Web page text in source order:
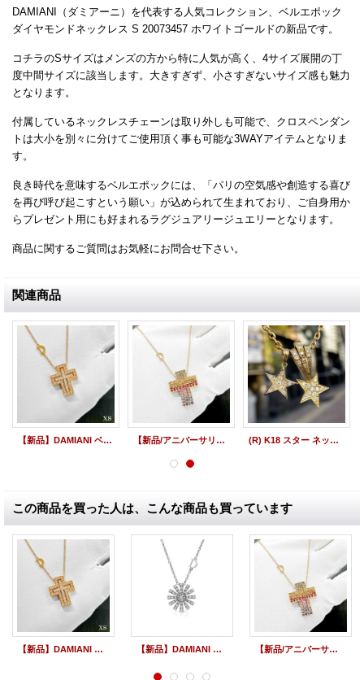
DAMIANI（ダミアーニ）を代表する人気コレクション、ベルエポック
ダイヤモンドネックレス S 20073457 ホワイトゴールドの新品です。
コチラのSサイズはメンズの方から特に人気が高く、4サイズ展開の丁
度中間サイズに該当します。大きすぎず、小さすぎないサイズ感も魅力
となります。
付属しているネックレスチェーンは取り外しも可能で、クロスペンダン
トは大小を別々に分けてご使用頂く事も可能な3WAYアイテムとなりま
す。
良き時代を意味するベルエポックには、「パリの空気感や創造する喜び
を再び呼び起こすという願い」が込められて生まれており、ご自身用か
らプレゼント用にも好まれるラグジュアリージュエリーとなります。
商品に関するご質問はお気軽にお問合せ下さい。
関連商品
【新品】DAMIANI ベルエポック XS K18 ピンクゴールドネックレス ダイヤペンダント 20083492 【新品/アニバーサリーモデル】DAMIANI ダミアーニ ベルエポック ダイヤネックレス レインボー マルチカラー サファイア 18KPG 20084310 (R) K18 スター ネックレスペンダント パヴェ ダイヤモンド
この商品を買った人は、こんな商品も買っています
【新品】DAMIANI ベルエポック XS K18 ピンクゴールドネックレス ダイヤペンダント 20083492 【新品】DAMIANI ダミアーニ マルゲリータ ダイヤモンドネックレス ホワイトゴールド レディース 20072760 【新品/アニバーサリーモデル】DAMIANI ダミアーニ ベルエポック ダイヤネックレス レインボー マルチカラー サファイア 18KPG 20084310